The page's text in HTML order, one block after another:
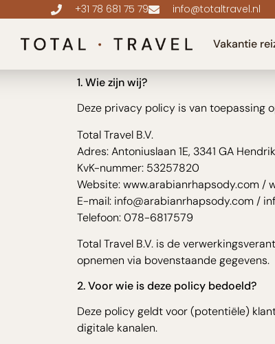
+31 78 681 75 79 info@totaltravel.nl
Vakantie
1. Wie zijn wij?
Deze privacy policy is van toepassing
Total Travel B.V.
Adres: Antoniuslaan 1E, 3341 GA
KvK-nummer: 53257820
Website: www.arabianrhapsody.com /
E-mail: info@arabianrhapsody.com /
Telefoon: 078-6817579
Total Travel B.V. is de
opnemen via bovenstaande gegevens.
2. Voor wie is deze policy bedoeld?
Deze policy geldt voor (potentiële)
digitale kanalen.